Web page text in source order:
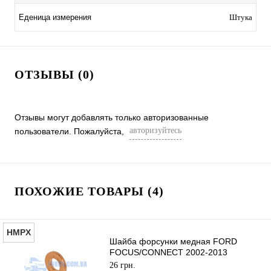
Еденица измерения Штука
ОТЗЫВЫ (0)
Отзывы могут добавлять только авторизованные
пользователи. Пожалуйста,
авторизуйтесь
ПОХОЖИЕ ТОВАРЫ (4)
HMPX
Шайба форсунки медная FORD
FOCUS/CONNECT 2002-2013
(1.8TDCI) HMPX
26 грн.